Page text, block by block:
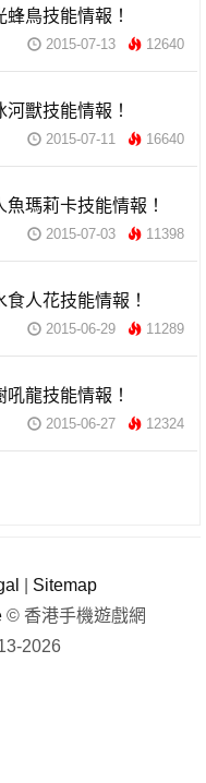
蜂鳥技能情報！
2015-07-13 12640
河獸技能情報！
2015-07-11 16640
魚瑪莉卡技能情報！
2015-07-03 11398
食人花技能情報！
2015-06-29 11289
吼龍技能情報！
2015-06-27 12324
Sitemap
© 香港手機遊戲網
2026